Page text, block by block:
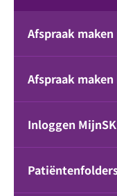
Afspraak
Afspraak
Inloggen